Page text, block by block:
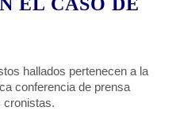
hallados pertenecen a la
conferencia de prensa
cronistas.